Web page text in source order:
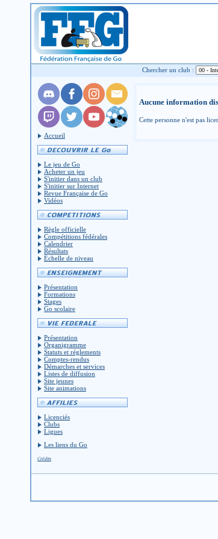
Chercher un club :
Accueil
Le jeu de Go
Acheter un jeu
S'initier dans un club
S'initier sur Internet
Revue Française de Go
Vidéos
Règle officielle
Compétitions fédérales
Calendrier
Résultats
Échelle de niveau
Présentation
Formations
Stages
Go scolaire
Présentation
Organigramme
Statuts et réglements
Comptes-rendus
Démarches et services
Listes de diffusion
Site jeunes
Site animations
Licenciés
Clubs
Ligues
Les liens du Go
Crédits
Aucune information
Cette personne n'est pas